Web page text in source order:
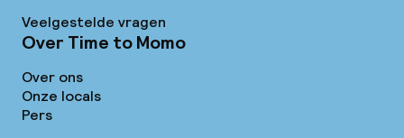
Veelgestelde vragen
Over Time to Momo
Over ons
Onze locals
Pers